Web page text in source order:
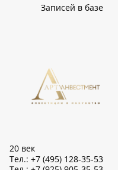
Записей в базе
20 век
Тел.: +7 (495) 128-35-53